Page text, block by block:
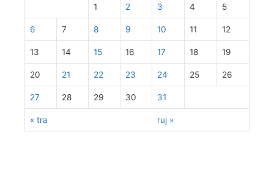
« tra ruj »
1 2 3 4 5
6 7 8 9 10 11 12
13 14 15 16 17 18 19
20 21 22 23 24 25 26
27 28 29 30 31